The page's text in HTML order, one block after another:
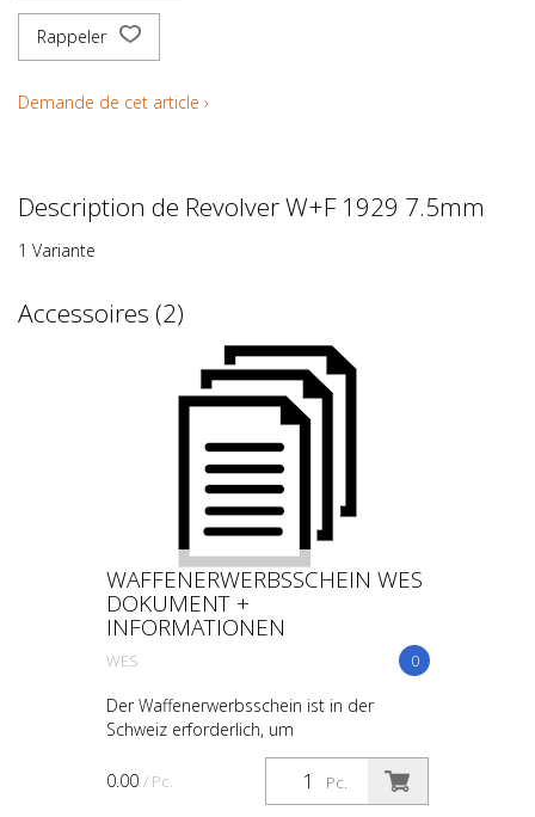
Rappeler
Demande de cet article ›
Description de Revolver W+F 1929 7.5mm
1 Variante
Accessoires (2)
WAFFENERWERBSSCHEIN WES
DOKUMENT +
INFORMATIONEN
0
WES
Der Waffenerwerbsschein ist in der
Schweiz erforderlich, um
bewilligungspflichtige Waffen und deren
wesentliche Bestandteile zu erwerben.
Hier sind die wichtigsten Inform...
Pc.
0.00 / Pc.